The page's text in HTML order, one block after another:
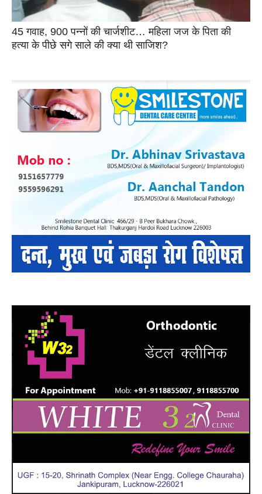
45 गवाह, 900 पन्नों की चार्जशीट… महिला जज के पिता की
हत्या के पीछे सगे साले की क्या थी साजिश?